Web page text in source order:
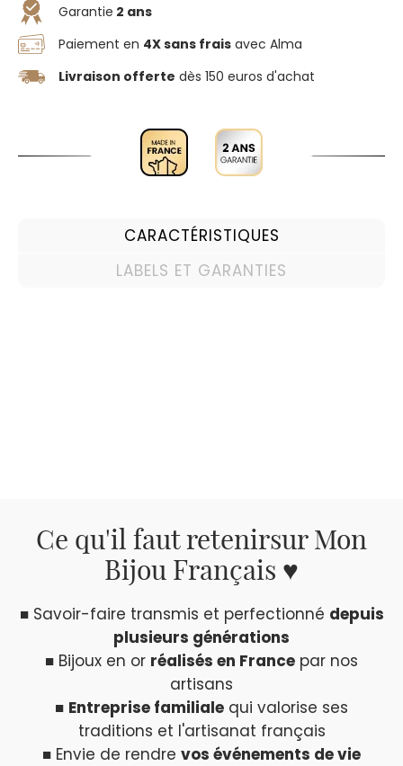
Garantie 2 ans
Paiement en 4X sans frais avec Alma
Livraison offerte dès 150 euros d'achat
CARACTÉRISTIQUES
LABELS ET GARANTIES
Ce qu'il faut retenirsur Mon
Bijou Français ♥
■ Savoir-faire transmis et perfectionné depuis
plusieurs générations
■ Bijoux en or réalisés en France par nos
artisans
■ Entreprise familiale qui valorise ses
traditions et l'artisanat français
■ Envie de rendre vos événements de vie